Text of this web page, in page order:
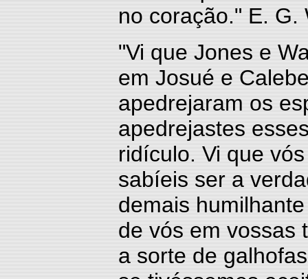
no coração." E.
"Vi que Jones e
em Josué e
apedrejaram os
apedrejastes
ridículo. Vi que
sabíeis ser a
demais
de vós em vossas
a sorte de